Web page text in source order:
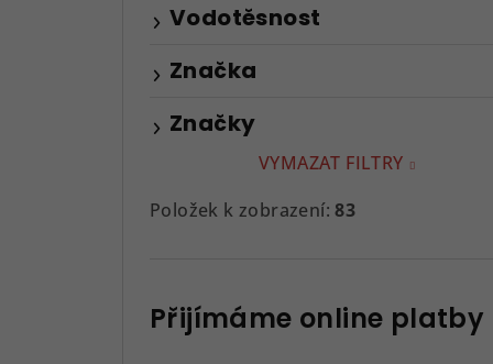
Značky
Vodotěsnost
Značka
VYMAZAT FILTRY
Položek k zobrazení:83
Přijímáme online platby